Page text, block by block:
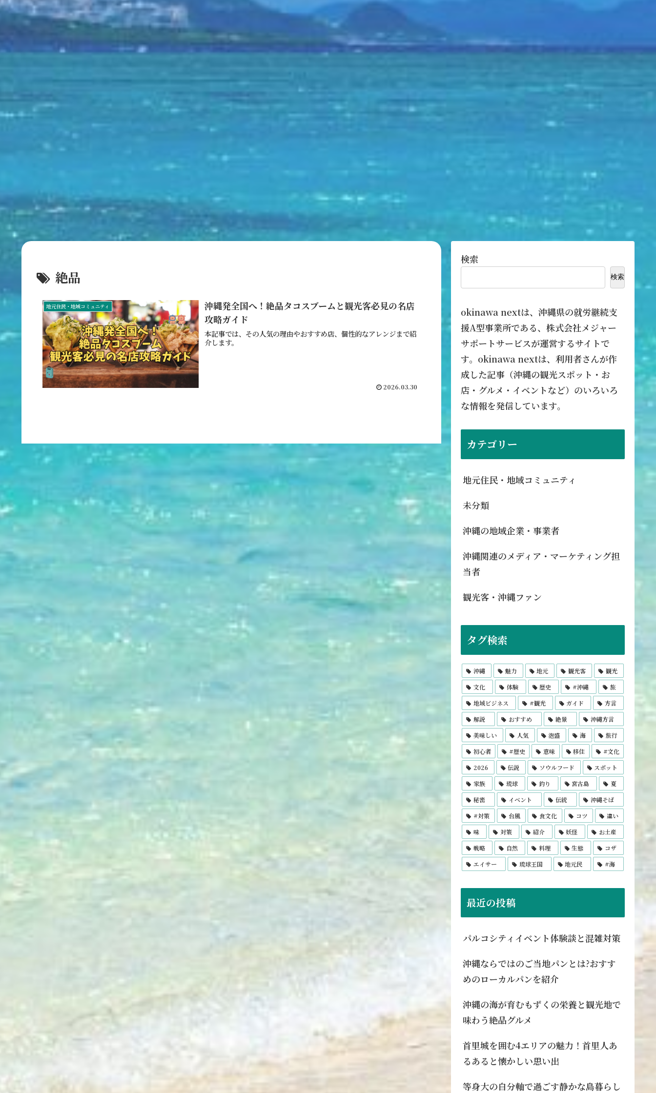
絶品
地元住民・地域コミュニティ
沖縄発全国へ！絶品タコスブームと観光客必見の名店
攻略ガイド
本記事では、その人気の理由やおすすめ店、個性的なアレンジまで紹
介します。
2026.03.30
検索
検索
okinawa nextは、沖縄県の就労継続支
援A型事業所である、株式会社メジャー
サポートサービスが運営するサイトで
す。okinawa nextは、利用者さんが作
成した記事（沖縄の観光スポット・お
店・グルメ・イベントなど）のいろいろ
な情報を発信しています。
カテゴリー
地元住民・地域コミュニティ
未分類
沖縄の地域企業・事業者
沖縄関連のメディア・マーケティング担
当者
観光客・沖縄ファン
タグ検索
沖縄 魅力 地元 観光客
観光
文化
体験 歴史 #沖縄
旅
地域ビジネス
#観光 ガイド
方言
解説
おすすめ 絶景
沖縄方言
美味しい
人気 泡盛 海
旅行
初心者
#歴史 意味 移住
#文化
2026
伝説 ソウルフード
スポット
家族
琉球 釣り 宮古島
夏
秘密
イベント 伝統
沖縄そば
#対策
台風 食文化 コツ
違い
味
対策 紹介 妖怪
お土産
戦略
自然 料理 生態
コザ
エイサー
琉球王国 地元民 #海
最近の投稿
パルコシティイベント体験談と混雑対策
沖縄ならではのご当地パンとは?おすす
めのローカルパンを紹介
沖縄の海が育むもずくの栄養と観光地で
味わう絶品グルメ
首里城を囲む4エリアの魅力！首里人あ
るあると懐かしい思い出
等身大の自分軸で過ごす静かな島暮らし